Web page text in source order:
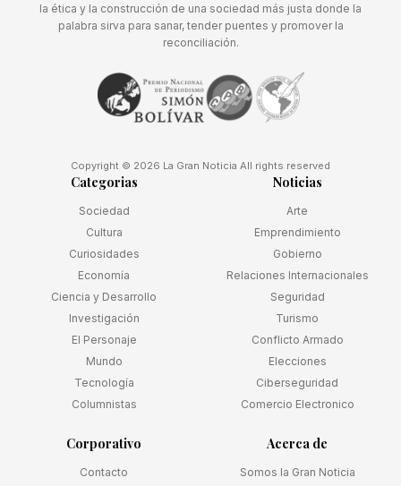
la ética y la construcción de una sociedad más justa donde la
palabra sirva para sanar, tender puentes y promover la
reconciliación.
Copyright © 2026 La Gran Noticia All rights reserved
Categorias
Sociedad
Cultura
Curiosidades
Economía
Ciencia y Desarrollo
Investigación
El Personaje
Mundo
Tecnología
Columnistas
Noticias
Arte
Emprendimiento
Gobierno
Relaciones Internacionales
Seguridad
Turismo
Conflicto Armado
Elecciones
Ciberseguridad
Comercio Electronico
Corporativo
Contacto
Acerca de
Somos la Gran Noticia